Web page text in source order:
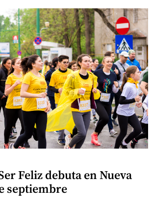
Feliz debuta en Nueva
septiembre